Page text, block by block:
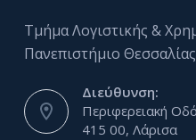
Τμήμα Λογιστικής &
Πανεπιστήμιο
Διεύθυνση:
Περιφερειακή
415 00, Λάρισα